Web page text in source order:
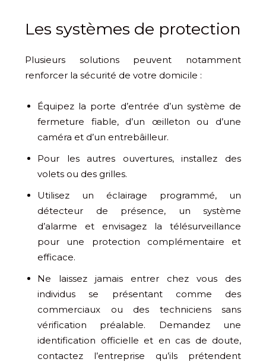
Les systèmes de protection
Plusieurs solutions peuvent notamment
renforcer la sécurité de votre domicile :
Équipez la porte d’entrée d’un système de
fermeture fiable, d’un œilleton ou d’une
caméra et d’un entrebâilleur.
Pour les autres ouvertures, installez des
volets ou des grilles.
Utilisez un éclairage programmé, un
détecteur de présence, un système
d’alarme et envisagez la télésurveillance
pour une protection complémentaire et
efficace.
Ne laissez jamais entrer chez vous des
individus se présentant comme des
commerciaux ou des techniciens sans
vérification préalable. Demandez une
identification officielle et en cas de doute,
contactez l’entreprise qu’ils prétendent